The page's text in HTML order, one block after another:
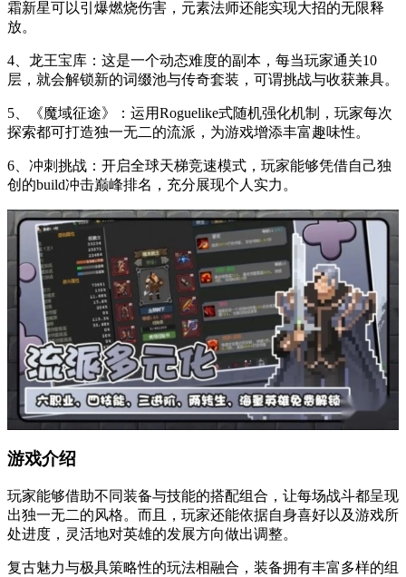
霜新星可以引爆燃烧伤害，元素法师还能实现大招的无限释
放。
4、龙王宝库：这是一个动态难度的副本，每当玩家通关10
层，就会解锁新的词缀池与传奇套装，可谓挑战与收获兼具。
5、《魔域征途》：运用Roguelike式随机强化机制，玩家每次
探索都可打造独一无二的流派，为游戏增添丰富趣味性。
6、冲刺挑战：开启全球天梯竞速模式，玩家能够凭借自己独
创的build冲击巅峰排名，充分展现个人实力。
游戏介绍
玩家能够借助不同装备与技能的搭配组合，让每场战斗都呈现
出独一无二的风格。而且，玩家还能依据自身喜好以及游戏所
处进度，灵活地对英雄的发展方向做出调整。
复古魅力与极具策略性的玩法相融合，装备拥有丰富多样的组